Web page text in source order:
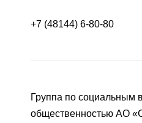
+7 (48144) 6-80-80
Группа по социальным
общественностью АО